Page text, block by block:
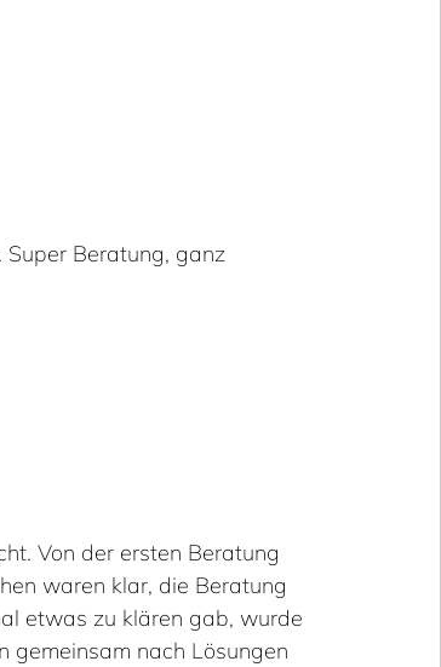
Beratung, ganz
Von der ersten Beratung
waren klar, die Beratung
etwas zu klären gab, wurde
gemeinsam nach Lösungen